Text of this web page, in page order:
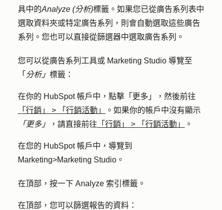
具中的Analyze (分析)標籤。如果您已從廣告系列表中
選取資料夾或特定廣告系列，則會自動選取這些廣告
系列。您也可以直接從篩選器中選取廣告系列。
您可以從廣告系列工具或 Marketing Studio 導覽至
「 分析」 標籤：
在你的 HubSpot 帳戶中，點擊 「更多」
，然後前往
「行銷」
> 「行銷活動」
。如果你的帳戶中沒有顯示
「更多」
，請直接前往 「行銷」 > 「行銷活動」 。
在您的 HubSpot 帳戶中，導覽到
Marketing>Marketing Studio 。
在頂部，按一下 Analyze 索引標籤。
在頂部，您可以篩選報告的資料：